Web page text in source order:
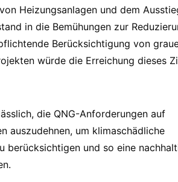
Heizungsanlagen und dem
in die Bemühungen zur
Berücksichtigung von
würde die Erreichung dieses
die QNG-Anforderungen auf
auszudehnen, um klimaschädliche
berücksichtigen und so eine